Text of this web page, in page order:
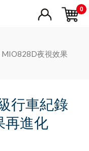
0
MIO828D夜視效果
行車紀錄
再進化